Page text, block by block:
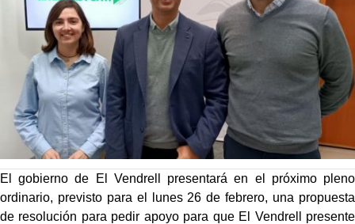
El gobierno de El Vendrell presentará en el próximo pleno
ordinario, previsto para el lunes 26 de febrero, una propuesta
de resolución para pedir apoyo para que El Vendrell presente